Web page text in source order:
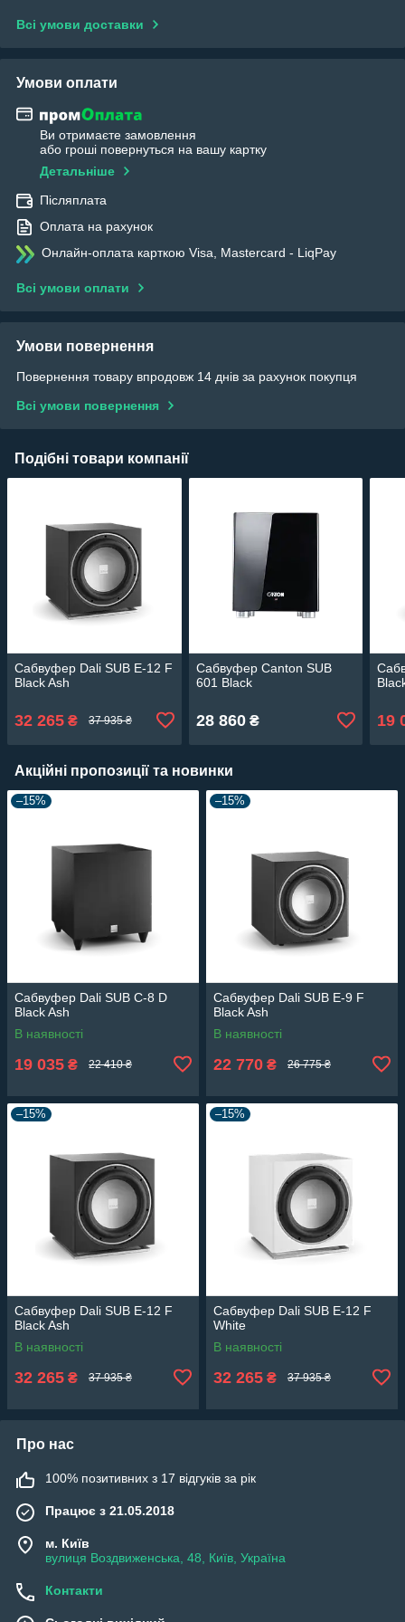
Всі умови доставки
Умови оплати
Ви отримаєте замовлення
або гроші повернуться на вашу картку
Детальніше
Післяплата
Оплата на рахунок
Онлайн-оплата карткою Visa, Mastercard - LiqPay
Всі умови оплати
Умови повернення
Повернення товару впродовж 14 днів за рахунок покупця
Всі умови повернення
Подібні товари компанії
Сабвуфер Dali SUB E-12 F
Black Ash
32 265 ₴ 37 935 ₴
Сабвуфер Canton SUB
601 Black
28 860₴ 19
Акційні пропозиції та новинки
–15%
Сабвуфер Dali SUB C-8 D
Black Ash
В наявності
19 035 ₴ 22 410 ₴
–15%
Сабвуфер Dali SUB E-9 F
Black Ash
В наявності
22 770 ₴ 26 775 ₴
–15%
Сабвуфер Dali SUB E-12 F
Black Ash
В наявності
32 265 ₴ 37 935 ₴
–15%
Сабвуфер Dali SUB E-12 F
White
В наявності
32 265 ₴ 37 935 ₴
Про нас
100% позитивних з 17 відгуків за рік
Працює з 21.05.2018
м. Київ
вулиця Воздвиженська, 48, Київ, Україна
Контакти